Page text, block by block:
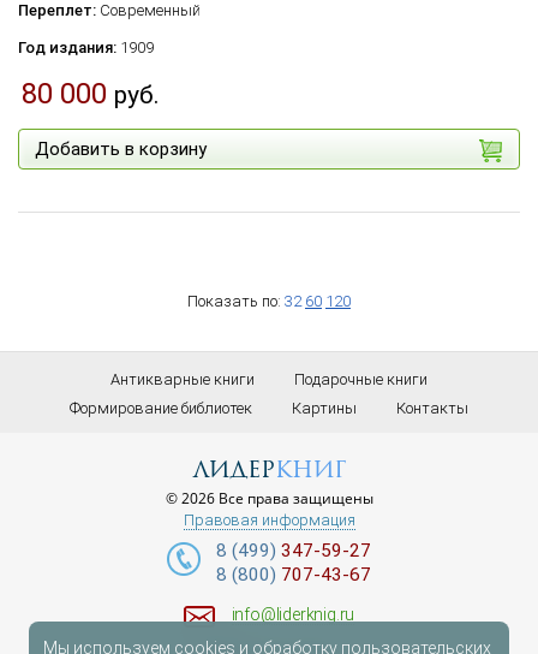
Переплет: Современный
Год издания: 1909
80 000 руб.
Добавить в корзину
Показать по: 32 60 120
Антикварные книги
Подарочные книги
Формирование библиотек
Картины Контакты
лидеркниг
© 2026 Все права защищены
Правовая информация
8 (499) 347-59-27
8 (800) 707-43-67
info@liderknig.ru
Мы используем cookies и обработку пользовательских